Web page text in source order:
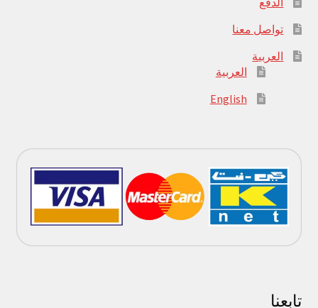
تواصل معنا
العربية
العربية
English
تابعنا